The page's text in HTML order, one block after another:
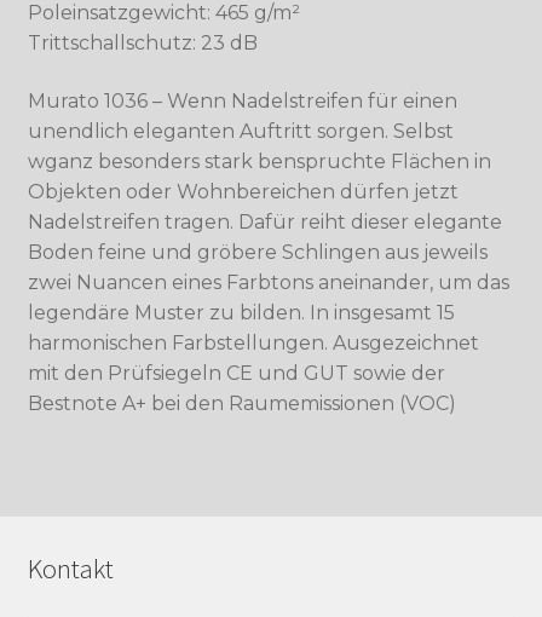
Poleinsatzgewicht: 465 g/m²
Trittschallschutz: 23 dB
Murato 1036 – Wenn Nadelstreifen für einen
unendlich eleganten Auftritt sorgen. Selbst
wganz besonders stark benspruchte Flächen in
Objekten oder Wohnbereichen dürfen jetzt
Nadelstreifen tragen. Dafür reiht dieser elegante
Boden feine und gröbere Schlingen aus jeweils
zwei Nuancen eines Farbtons aneinander, um das
legendäre Muster zu bilden. In insgesamt 15
harmonischen Farbstellungen. Ausgezeichnet
mit den Prüfsiegeln CE und GUT sowie der
Bestnote A+ bei den Raumemissionen (VOC)
Kontakt